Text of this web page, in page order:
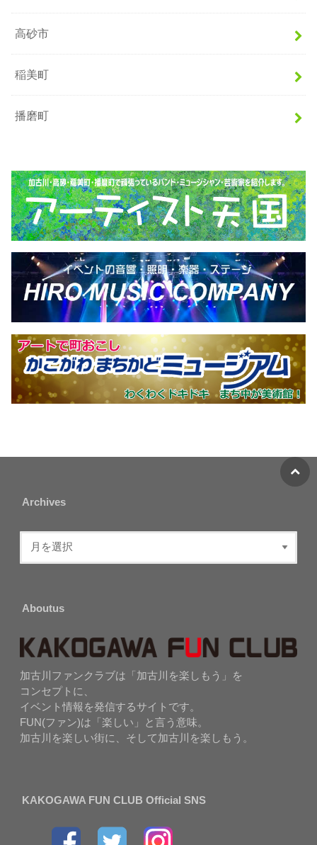
高砂市
稲美町
播磨町
Archives
Aboutus
加古川ファンクラブは「加古川を楽しもう」を
コンセプトに、
イベント情報を発信するサイトです。
FUN(ファン)は「楽しい」と言う意味。
加古川を楽しい街に、そして加古川を楽しもう。
KAKOGAWA FUN CLUB Official SNS